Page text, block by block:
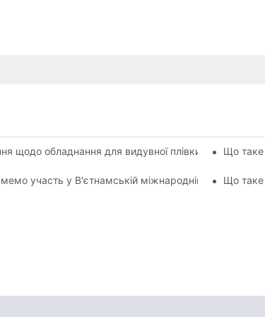
щодо обладнання для видувної плівки: як Що таке
участь у В'єтнамській міжнародній виставці
Що таке